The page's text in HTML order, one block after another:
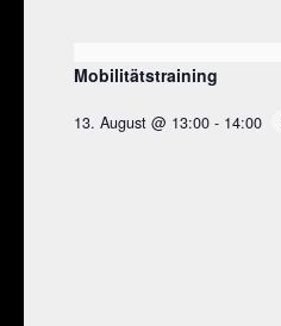
Mobilitätstraining
13. August @ 13:00 - 14:00